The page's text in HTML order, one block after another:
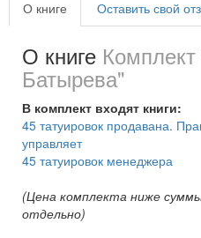
О книге Оставить свой
О книге Комплект
Батырева"
В комплект входят книги:
45 татуировок продавана.
управляет
45 татуировок менеджера
(Цена комплекта ниже
отдельно)